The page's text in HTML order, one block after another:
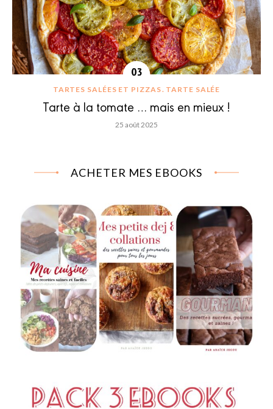
TARTES SALÉES ET PIZZAS TARTE SALÉE
Tarte à la tomate … mais en mieux !
25 août 2025
ACHETER MES EBOOKS